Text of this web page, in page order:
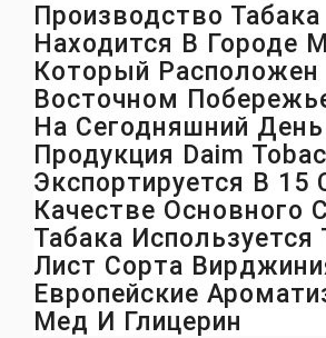
Производство Табака
Находится В Городе
Который
Восточном
На Сегодняшний
Продукция Daim
Экспортируется В 15
Качестве Основного
Табака Используется
Лист Сорта
Европейские
Мед И Глицерин